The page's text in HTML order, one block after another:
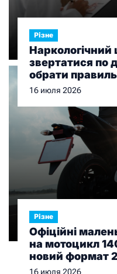
Різне
Наркологічний
звертатися по
обрати
16 июля 2026
Різне
Офіційні
на мотоцикл
новий формат
16 июля 2026